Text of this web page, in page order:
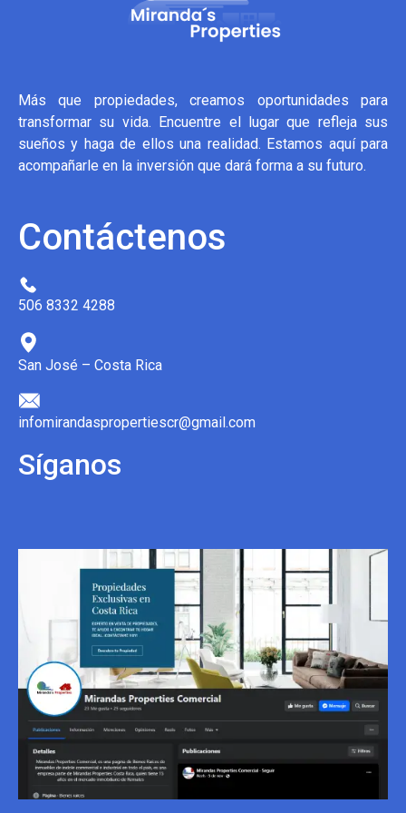
Más que propiedades, creamos oportunidades para
transformar su vida. Encuentre el lugar que refleja sus
sueños y haga de ellos una realidad. Estamos aquí para
acompañarle en la inversión que dará forma a su futuro.
Contáctenos
506 8332 4288
San José – Costa Rica
infomirandaspropertiescr@gmail.com
Síganos